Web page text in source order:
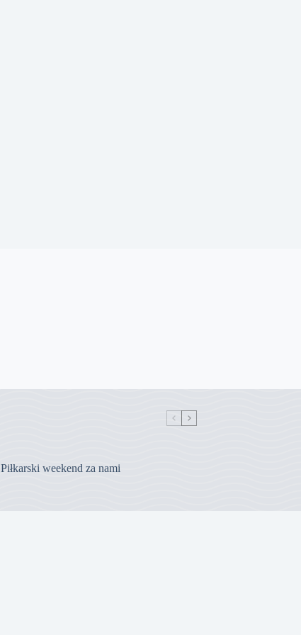
Piłkarski weekend za nami